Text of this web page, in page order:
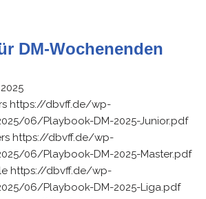
DM-Wochenenden
https://dbvff.de/wp-
06/Playbook-DM-2025-Junior.pdf
https://dbvff.de/wp-
06/Playbook-DM-2025-Master.pdf
https://dbvff.de/wp-
06/Playbook-DM-2025-Liga.pdf